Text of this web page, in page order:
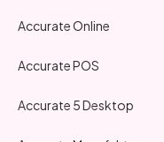
Accurate Online
Accurate POS
Accurate 5 Desktop